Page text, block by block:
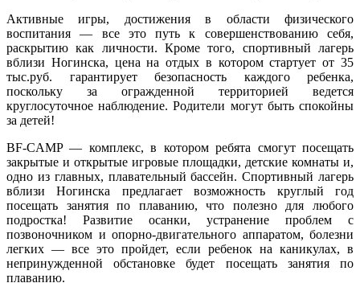
Активные игры, достижения в области физического
воспитания — все это путь к совершенствованию себя,
раскрытию как личности. Кроме того, спортивный лагерь
вблизи Ногинска, цена на отдых в котором стартует от 35
тыс.руб. гарантирует безопасность каждого ребенка,
поскольку за огражденной территорией ведется
круглосуточное наблюдение. Родители могут быть спокойны
за детей!
BF-CAMP — комплекс, в котором ребята смогут посещать
закрытые и открытые игровые площадки, детские комнаты и,
одно из главных, плавательный бассейн. Спортивный лагерь
вблизи Ногинска предлагает возможность круглый год
посещать занятия по плаванию, что полезно для любого
подростка! Развитие осанки, устранение проблем с
позвоночником и опорно-двигательного аппаратом, болезни
легких — все это пройдет, если ребенок на каникулах, в
непринужденной обстановке будет посещать занятия по
плаванию.